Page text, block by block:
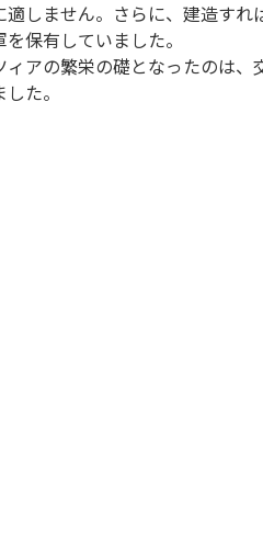
適しません。さらに、建造す
保有していました。
ィアの繁栄の礎となったのは
た。